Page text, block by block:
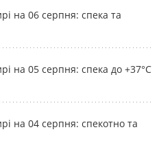
на 06 серпня: спека та
на 05 серпня: спека до +37°С
на 04 серпня: спекотно та